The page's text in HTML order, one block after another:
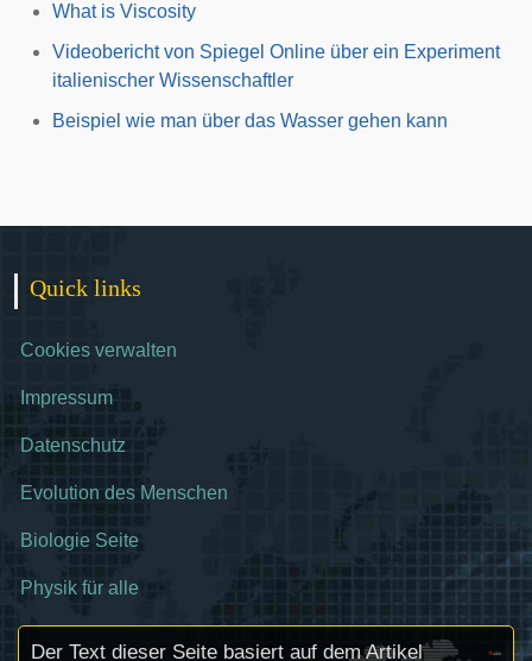
What is Viscosity
Videobericht von Spiegel Online über ein Experiment
italienischer Wissenschaftler
Beispiel wie man über das Wasser gehen kann
Quick links
Cookies verwalten
Impressum
Datenschutz
Evolution des Menschen
Biologie Seite
Physik für alle
Der Text dieser Seite basiert auf dem Artikel